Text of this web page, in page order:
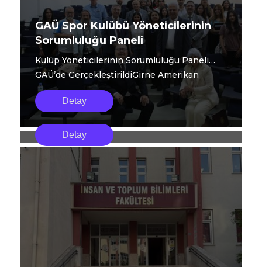
GAÜ Spor Kulübü Yöneticilerinin
Sorumluluğu Paneli
Kulüp Yöneticilerinin Sorumluluğu Paneli
GAÜ’de GerçekleştirildiGirne Amerikan
Üniversi...
Detay
Girne Amerikan Üniversitesi
Akademisyenleri Ege Üniversitesi
20. Kültürel Çalışmalar
Sempozyumu’na Katıldı
Girne American University akademisyenleri,
6–8 Mayıs 2026 tarihleri arasında Ege
University Edebiyat Fakültesi tarafından
düzenlenen 20. Kültürel Çalışmalar
Sempozyumu’na katıldı.
Detay